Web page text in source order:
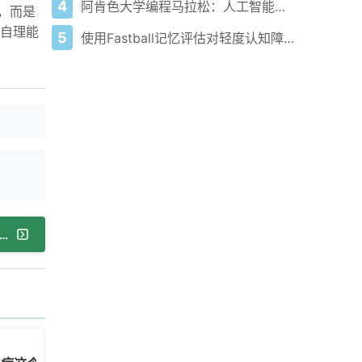
而是
理能
下一篇：中国79岁、美国79.46岁、日本84.5岁，三国寿命差异为何这么大？
4 阿肯色大学编程马拉松：人工智能项目助力解决心理健康问题
5 使用Fastball记忆评估对轻度认知障碍患者识别记忆的被动客观测量